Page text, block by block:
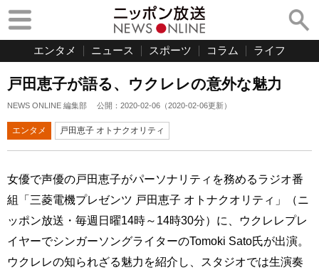
エンタメ ニュース スポーツ コラム ライフ
戸田恵子が語る、ウクレレの意外な魅力
NEWS ONLINE 編集部 公開： 2020-02-06 （2020-02-06更新）
エンタメ 戸田恵子 オトナクオリティ
女優で声優の戸田恵子がパーソナリティを務めるラジオ番
組「三菱電機プレゼンツ 戸田恵子 オトナクオリティ」（ニ
ッポン放送・毎週日曜14時～14時30分）に、ウクレレプレ
イヤーでシンガーソングライターのTomoki Sato氏が出演。
ウクレレの知られざる魅力を紹介し、スタジオでは生演奏